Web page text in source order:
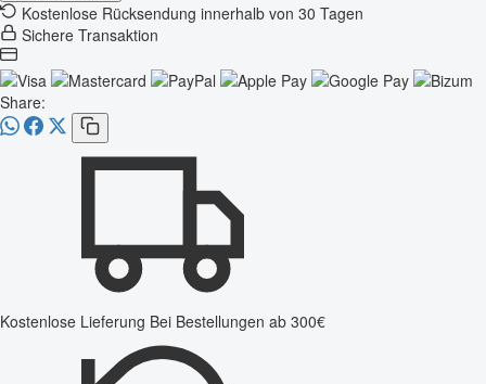
Kostenlose Rücksendung innerhalb von 30 Tagen
Sichere Transaktion
Share:
Kostenlose Lieferung Bei Bestellungen ab 300€